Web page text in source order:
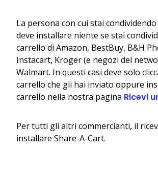
La persona con cui stai
deve installare niente se stai
carrello di Amazon, BestBuy, B&H
Instacart, Kroger (e negozi del
Walmart. In questi casi deve solo
carrello che gli hai inviato oppure
carrello nella nostra pagina Ricevi
Per tutti gli altri commercianti, il
installare Share-A-Cart.